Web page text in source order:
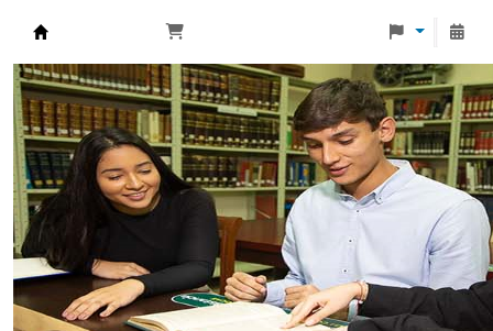
Biblioteca Universidad Monteávila